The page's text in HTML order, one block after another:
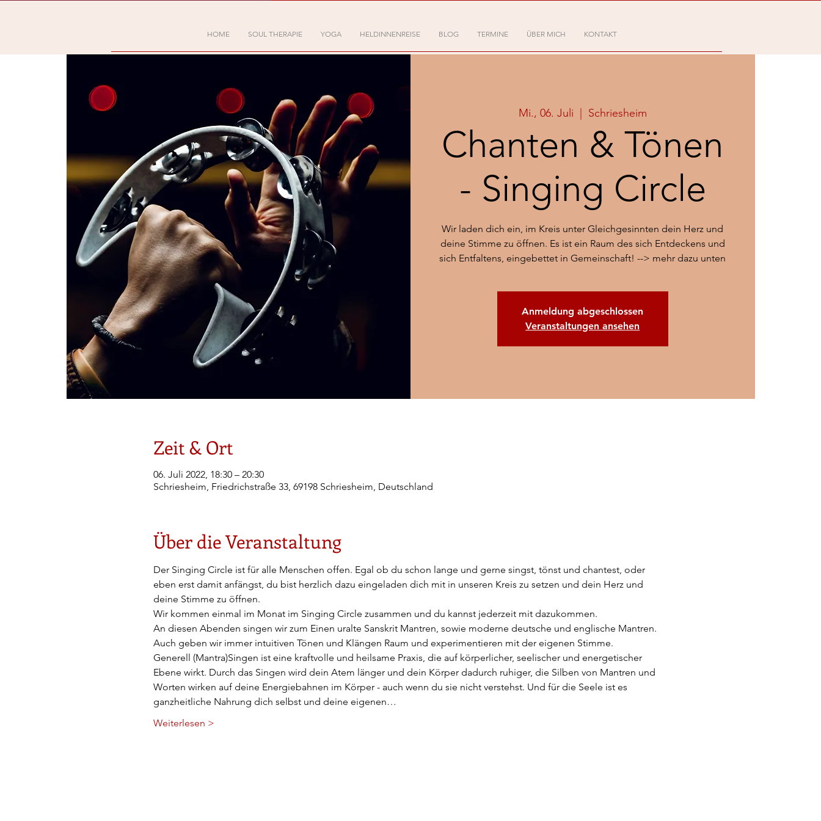
HOME SOUL THERAPIE YOGA HELDINNENREISE BLOG TERMINE ÜBER MICH KONTAKT
Mi., 06. Juli Schriesheim
Chanten & Tönen
- Singing Circle
Wir laden dich ein, im Kreis unter Gleichgesinnten dein Herz und
deine Stimme zu öffnen. Es ist ein Raum des sich Entdeckens und
sich Entfaltens, eingebettet in Gemeinschaft! --> mehr dazu unten
Anmeldung abgeschlossen
Veranstaltungen ansehen
Zeit & Ort
06. Juli 2022, 18:30 – 20:30
Schriesheim, Friedrichstraße 33, 69198 Schriesheim, Deutschland
Über die Veranstaltung
Der Singing Circle ist für alle Menschen offen. Egal ob du schon lange und gerne singst, tönst und chantest, oder
eben erst damit anfängst, du bist herzlich dazu eingeladen dich mit in unseren Kreis zu setzen und dein Herz und
deine Stimme zu öffnen.
Wir kommen einmal im Monat im Singing Circle zusammen und du kannst jederzeit mit dazukommen.
An diesen Abenden singen wir zum Einen uralte Sanskrit Mantren, sowie moderne deutsche und englische Mantren.
Auch geben wir immer intuitiven Tönen und Klängen Raum und experimentieren mit der eigenen Stimme.
Generell (Mantra)Singen ist eine kraftvolle und heilsame Praxis, die auf körperlicher, seelischer und energetischer
Ebene wirkt. Durch das Singen wird dein Atem länger und dein Körper dadurch ruhiger, die Silben von Mantren und
Worten wirken auf deine Energiebahnen im Körper - auch wenn du sie nicht verstehst. Und für die Seele ist es
ganzheitliche Nahrung dich selbst und deine eigenen…
Weiterlesen >